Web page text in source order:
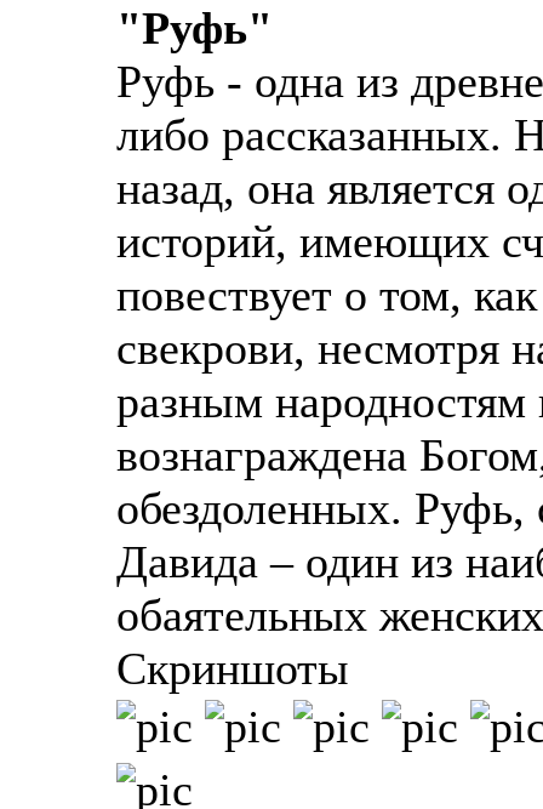
"Руфь"
Руфь - одна из
либо рассказанных.
назад, она является
историй, имеющих
повествует о том,
свекрови, несмотря
разным
вознаграждена
обездоленных.
Давида – один из
обаятельных
Скриншоты